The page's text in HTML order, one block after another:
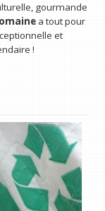
gourmande
a tout pour
et
!